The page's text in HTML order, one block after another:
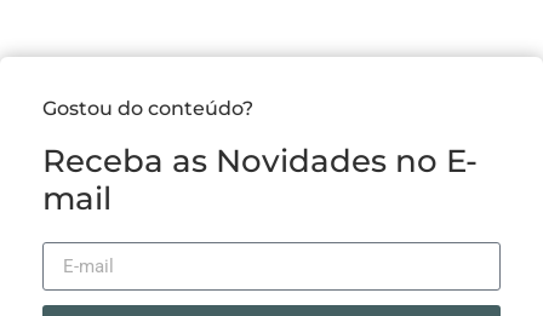
Gostou do conteúdo?
Receba as Novidades no E-
mail